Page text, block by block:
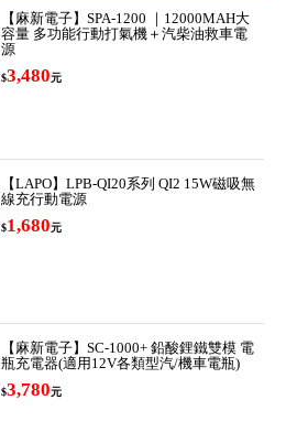
【麻新電子】SPA-1200 ｜12000MAH大
容量 多功能行動打氣機＋汽柴油救車電
源
$3,480元
【LAPO】LPB-QI20系列 QI2 15W磁吸無
線充行動電源
$1,680元
【麻新電子】SC-1000+ 鉛酸鋰鐵雙模 電
瓶充電器(適用12V各類型汽/機車電瓶)
$3,780元